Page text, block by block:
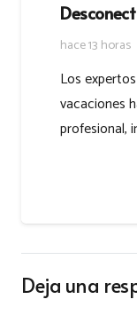
hace 13 horas
Los
vacaciones
profesional,
Deja una